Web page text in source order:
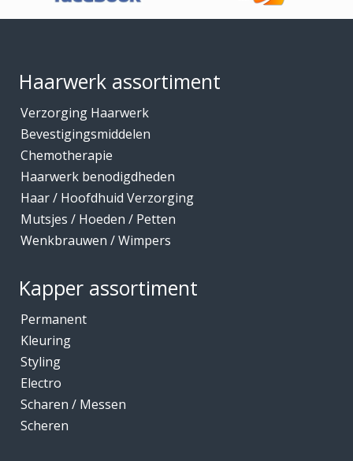
Haarwerk assortiment
Verzorging Haarwerk
Bevestigingsmiddelen
Chemotherapie
Haarwerk benodigdheden
Haar / Hoofdhuid Verzorging
Mutsjes / Hoeden / Petten
Wenkbrauwen / Wimpers
Kapper assortiment
Permanent
Kleuring
Styling
Electro
Scharen / Messen
Scheren